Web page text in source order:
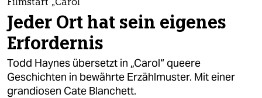
politik
öko
gesellschaft
Filmstart „Carol“
Jeder Ort hat sein eigenes
Erfordernis
Todd Haynes übersetzt in „Carol“ queere
Geschichten in bewährte Erzählmuster. Mit einer
grandiosen Cate Blanchett.